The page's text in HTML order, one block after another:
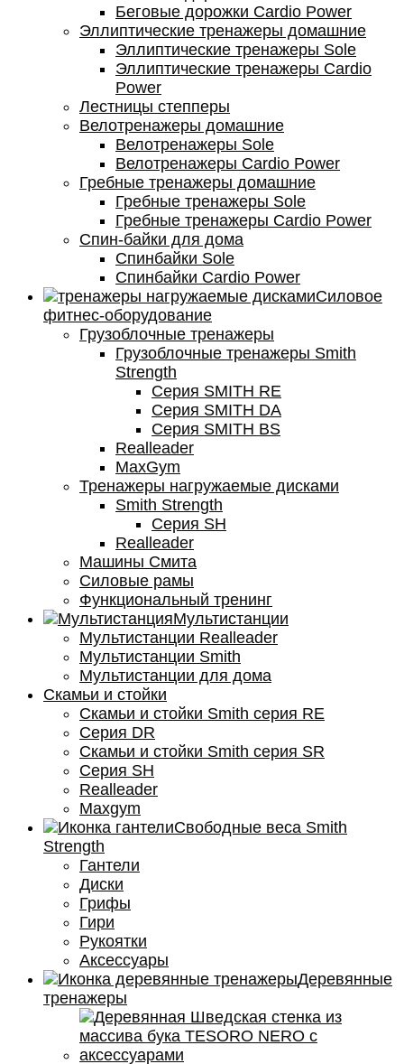
Беговые дорожки Cardio Power
Эллиптические тренажеры домашние
Эллиптические тренажеры Sole
Эллиптические тренажеры Cardio
Power
Лестницы степперы
Велотренажеры домашние
Велотренажеры Sole
Велотренажеры Cardio Power
Гребные тренажеры домашние
Гребные тренажеры Sole
Гребные тренажеры Cardio Power
Спин-байки для дома
Спинбайки Sole
Спинбайки Cardio Power
Силовое
фитнес-оборудование
Грузоблочные тренажеры
Грузоблочные тренажеры Smith
Strength
Серия SMITH RE
Серия SMITH DA
Серия SMITH BS
Realleader
MaxGym
Тренажеры нагружаемые дисками
Smith Strength
Cерия SH
Realleader
Машины Смита
Силовые рамы
Функциональный тренинг
Мультистанции
Мультистанции Realleader
Мультистанции Smith
Мультистанции для дома
Скамьи и стойки
Скамьи и стойки Smith серия RE
Серия DR
Скамьи и стойки Smith серия SR
Серия SH
Realleader
Maxgym
Свободные веса Smith
Strength
Гантели
Диски
Грифы
Гири
Рукоятки
Аксессуары
Деревянные
тренажеры